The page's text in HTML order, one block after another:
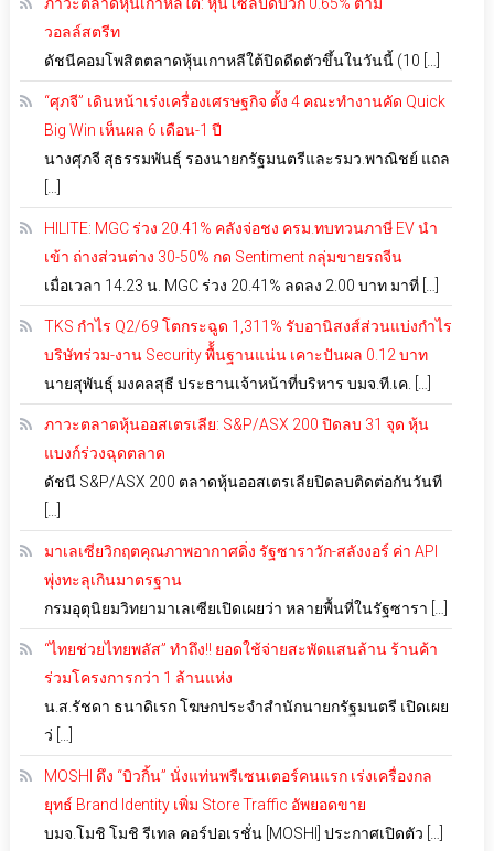
ภาวะตลาดหุ้นเกาหลีใต้: หุ้นโซลปิดบวก 0.65% ตาม
วอลล์สตรีท
ดัชนีคอมโพสิตตลาดหุ้นเกาหลีใต้ปิดดีดตัวขึ้นในวันนี้ (10 […]
“ศุภจี” เดินหน้าเร่งเครื่องเศรษฐกิจ ตั้ง 4 คณะทำงานคัด Quick
Big Win เห็นผล 6 เดือน-1 ปี
นางศุภจี สุธรรมพันธุ์ รองนายกรัฐมนตรีและรมว.พาณิชย์ แถล
[…]
HILITE: MGC ร่วง 20.41% คลังจ่อชง ครม.ทบทวนภาษี EV นำ
เข้า ถ่างส่วนต่าง 30-50% กด Sentiment กลุ่มขายรถจีน
เมื่อเวลา 14.23 น. MGC ร่วง 20.41% ลดลง 2.00 บาท มาที่ […]
TKS กำไร Q2/69 โตกระฉูด 1,311% รับอานิสงส์ส่วนแบ่งกำไร
บริษัทร่วม-งาน Security พื้้นฐานแน่น เคาะปันผล 0.12 บาท
นายสุพันธุ์ มงคลสุธี ประธานเจ้าหน้าที่บริหาร บมจ.ที.เค. […]
ภาวะตลาดหุ้นออสเตรเลีย: S&P/ASX 200 ปิดลบ 31 จุด หุ้น
แบงก์ร่วงฉุดตลาด
ดัชนี S&P/ASX 200 ตลาดหุ้นออสเตรเลียปิดลบติดต่อกันวันที
[…]
มาเลเซียวิกฤตคุณภาพอากาศดิ่ง รัฐซาราวัก-สลังงอร์ ค่า API
พุ่งทะลุเกินมาตรฐาน
กรมอุตุนิยมวิทยามาเลเซียเปิดเผยว่า หลายพื้นที่ในรัฐซารา […]
“ไทยช่วยไทยพลัส” ทำถึง!! ยอดใช้จ่ายสะพัดแสนล้าน ร้านค้า
ร่วมโครงการกว่า 1 ล้านแห่ง
น.ส.รัชดา ธนาดิเรก โฆษกประจำสำนักนายกรัฐมนตรี เปิดเผย
ว่ […]
MOSHI ดึง “บิวกิ้น” นั่งแท่นพรีเซนเตอร์คนแรก เร่งเครื่องกล
ยุทธ์ Brand Identity เพิ่ม Store Traffic อัพยอดขาย
บมจ.โมชิ โมชิ รีเทล คอร์ปอเรชั่น [MOSHI] ประกาศเปิดตัว […]